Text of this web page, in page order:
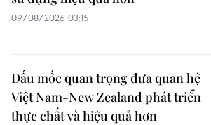
09/08/2026 03:15
Dấu mốc quan trọng đưa quan hệ
Việt Nam-New Zealand phát triển
thực chất và hiệu quả hơn